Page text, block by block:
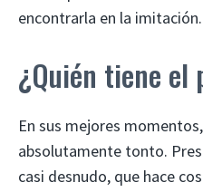
encontrarla en la imitación.
¿Quién tiene el
En sus mejores momentos,
absolutamente tonto.
casi desnudo, que hace